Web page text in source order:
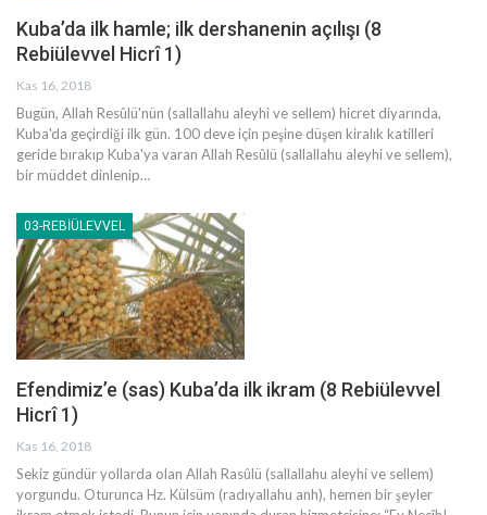
Kuba’da ilk hamle; ilk dershanenin açılışı (8
Rebiülevvel Hicrî 1)
Kas 16, 2018
Bugün, Allah Resûlü'nün (sallallahu aleyhi ve sellem) hicret diyarında,
Kuba'da geçirdiği ilk gün. 100 deve için peşine düşen kiralık katilleri
geride bırakıp Kuba'ya varan Allah Resûlü (sallallahu aleyhi ve sellem),
bir müddet dinlenip…
03-REBIÜLEVVEL
Efendimiz’e (sas) Kuba’da ilk ikram (8 Rebiülevvel
Hicrî 1)
Kas 16, 2018
Sekiz gündür yollarda olan Allah Rasûlü (sallallahu aleyhi ve sellem)
yorgundu. Oturunca Hz. Külsüm (radıyallahu anh), hemen bir şeyler